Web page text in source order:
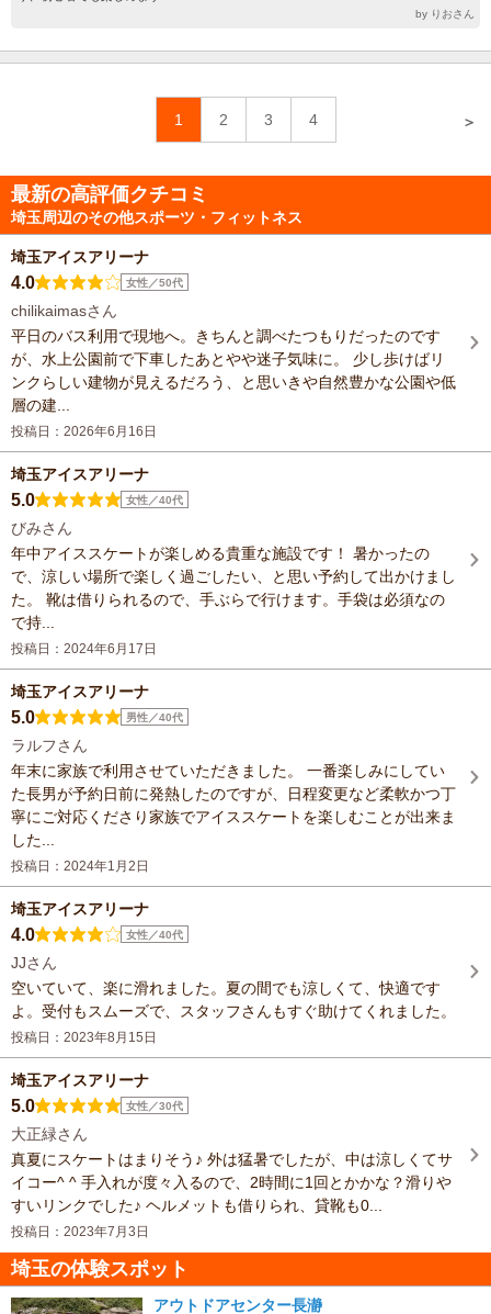
by りおさん
1 2 3 4 ＞
最新の高評価クチコミ
埼玉周辺のその他スポーツ・フィットネス
埼玉アイスアリーナ
4.0 女性／50代
chilikaimasさん
平日のバス利用で現地へ。きちんと調べたつもりだったのです
が、水上公園前で下車したあとやや迷子気味に。 少し歩けばリ
ンクらしい建物が見えるだろう、と思いきや自然豊かな公園や低
層の建...
投稿日：2026年6月16日
埼玉アイスアリーナ
5.0 女性／40代
びみさん
年中アイススケートが楽しめる貴重な施設です！ 暑かったの
で、涼しい場所で楽しく過ごしたい、と思い予約して出かけまし
た。 靴は借りられるので、手ぶらで行けます。手袋は必須なの
で持...
投稿日：2024年6月17日
埼玉アイスアリーナ
5.0 男性／40代
ラルフさん
年末に家族で利用させていただきました。 一番楽しみにしてい
た長男が予約日前に発熱したのですが、日程変更など柔軟かつ丁
寧にご対応くださり家族でアイススケートを楽しむことが出来ま
した...
投稿日：2024年1月2日
埼玉アイスアリーナ
4.0 女性／40代
JJさん
空いていて、楽に滑れました。夏の間でも涼しくて、快適です
よ。受付もスムーズで、スタッフさんもすぐ助けてくれました。
投稿日：2023年8月15日
埼玉アイスアリーナ
5.0 女性／30代
大正緑さん
真夏にスケートはまりそう♪ 外は猛暑でしたが、中は涼しくてサ
イコー^ ^ 手入れが度々入るので、2時間に1回とかかな？滑りや
すいリンクでした♪ ヘルメットも借りられ、貸靴も0...
投稿日：2023年7月3日
埼玉の体験スポット
アウトドアセンター長瀞